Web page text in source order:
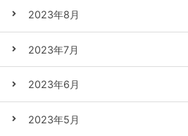
2023年8月
2023年7月
2023年6月
2023年5月